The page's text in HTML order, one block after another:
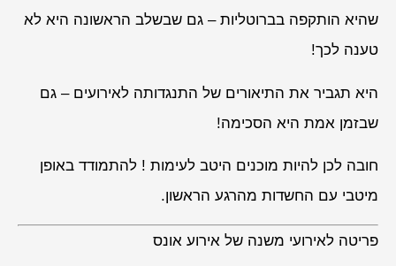
שהיא הותקפה בברוטליות – גם שבשלב הראשונה היא לא
טענה לכך!
היא תגביר את התיאורים של התנגדותה לאירועים – גם
שבזמן אמת היא הסכימה!
חובה לכן להיות מוכנים היטב לעימות ! להתמודד באופן
מיטבי עם החשדות מהרגע הראשון.
פריטה לאירועי משנה של אירוע אונס